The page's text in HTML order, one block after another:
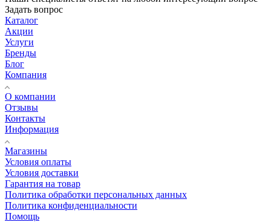
Задать вопрос
Каталог
Акции
Услуги
Бренды
Блог
Компания
О компании
Отзывы
Контакты
Информация
Магазины
Условия оплаты
Условия доставки
Гарантия на товар
Политика обработки персональных данных
Политика конфиденциальности
Помощь